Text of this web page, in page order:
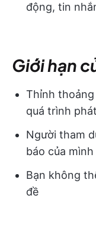
động, tin
Giới hạn
Thỉnh
quá trình
Người tham
báo của mình
Bạn không
đề